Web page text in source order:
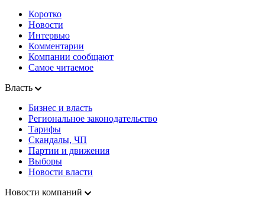
Коротко
Новости
Интервью
Комментарии
Компании сообщают
Самое читаемое
Власть
Бизнес и власть
Региональное законодательство
Тарифы
Скандалы, ЧП
Партии и движения
Выборы
Новости власти
Новости компаний